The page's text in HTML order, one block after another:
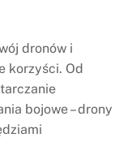
dronów i
korzyści. Od
bojowe – drony